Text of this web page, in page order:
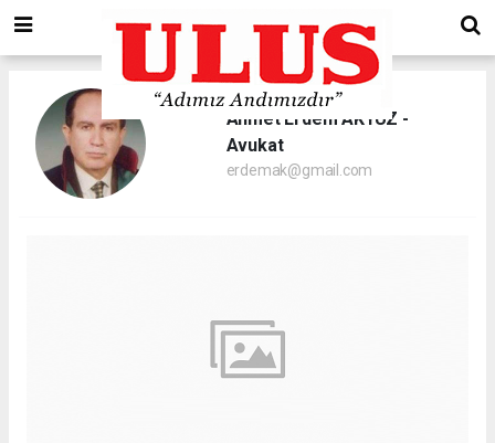
Ahmet Erdem AKYÜZ -
Avukat
erdemak@gmail.com